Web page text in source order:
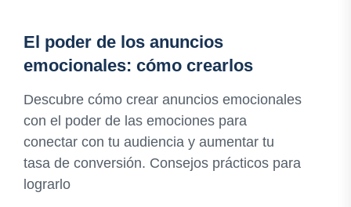
El poder de los anuncios
emocionales: cómo crearlos
Descubre cómo crear anuncios emocionales
con el poder de las emociones para
conectar con tu audiencia y aumentar tu
tasa de conversión. Consejos prácticos para
lograrlo